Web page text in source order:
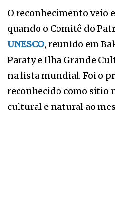
O reconhecimento veio
quando o Comitê do
UNESCO, reunido em
Paraty e Ilha Grande
na lista mundial. Foi o
reconhecido como sítio
cultural e natural ao